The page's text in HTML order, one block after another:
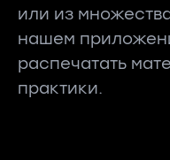
или из
нашем
распечатать
практики.